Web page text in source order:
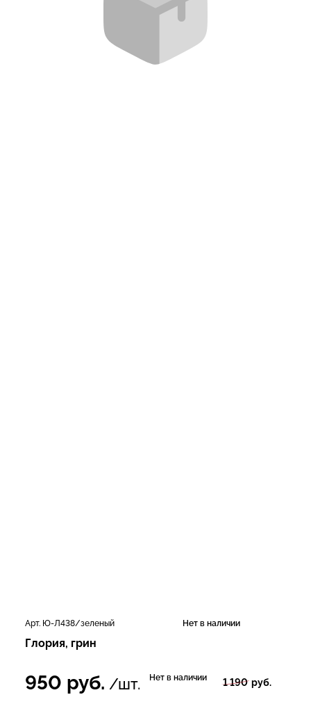
Арт. Ю-Л438/зеленый Нет в наличии
Глория, грин
950 руб. /шт. Нет в наличии 1 190 руб.